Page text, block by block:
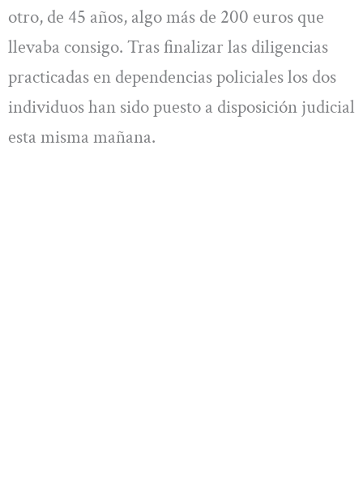
otro, de 45 años, algo más de 200 euros que
llevaba consigo. Tras finalizar las diligencias
practicadas en dependencias policiales los dos
individuos han sido puesto a disposición judicial
esta misma mañana.